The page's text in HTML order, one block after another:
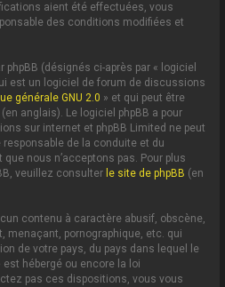
aient été effectuées, vous
des conditions modifiées et
phpBB (désignés ci-après par « logiciel
est un logiciel de forum de discussions
générale GNU 2.0 » et qui peut être
(en anglais). Le logiciel phpBB a pour
sur internet et phpBB Limited ne peut
de la conduite et du
nous n’acceptons pas. Pour plus
veuillez consulter le site de phpBB (en
contenu à caractère abusif, obscène,
menaçant, pornographique, etc. qui
de votre pays, du pays dans lequel le
est hébergé ou encore la loi
pas ces dispositions, vous vous